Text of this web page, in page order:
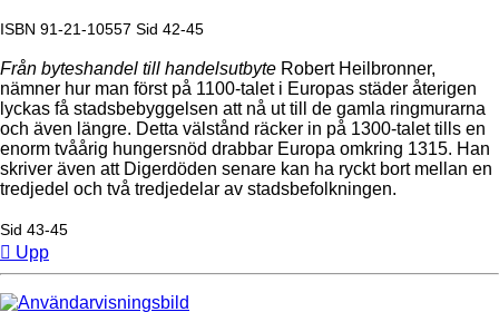
ISBN 91-21-10557 Sid 42-45
Från byteshandel till handelsutbyte Robert Heilbronner,
nämner hur man först på 1100-talet i Europas städer återigen
lyckas få stadsbebyggelsen att nå ut till de gamla ringmurarna
och även längre. Detta välstånd räcker in på 1300-talet tills en
enorm tvåårig hungersnöd drabbar Europa omkring 1315. Han
skriver även att Digerdöden senare kan ha ryckt bort mellan en
tredjedel och två tredjedelar av stadsbefolkningen.
Sid 43-45
Upp